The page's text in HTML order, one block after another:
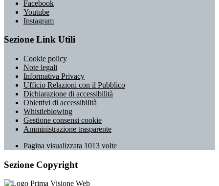
Facebook
Youtube
Instagram
Sezione Link Utili
Cookie policy
Note legali
Informativa Privacy
Ufficio Relazioni con il Pubblico
Dichiarazione di accessibilità
Obiettivi di accessibilità
Whistleblowing
Gestione consensi cookie
Amministrazione trasparente
Pagina visualizzata 1013 volte
Sezione Copyright